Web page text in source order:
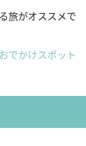
旅がオススメで
でかけスポット